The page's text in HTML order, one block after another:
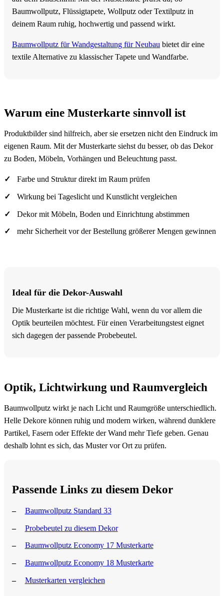
Baumwollputz, Flüssigtapete, Wollputz oder Textilputz in
deinem Raum ruhig, hochwertig und passend wirkt.
Baumwollputz für Wandgestaltung für Neubau bietet dir eine
textile Alternative zu klassischer Tapete und Wandfarbe.
Warum eine Musterkarte sinnvoll ist
Produktbilder sind hilfreich, aber sie ersetzen nicht den Eindruck im
eigenen Raum. Mit der Musterkarte siehst du besser, ob das Dekor
zu Boden, Möbeln, Vorhängen und Beleuchtung passt.
Farbe und Struktur direkt im Raum prüfen
Wirkung bei Tageslicht und Kunstlicht vergleichen
Dekor mit Möbeln, Boden und Einrichtung abstimmen
mehr Sicherheit vor der Bestellung größerer Mengen gewinnen
Ideal für die Dekor-Auswahl
Die Musterkarte ist die richtige Wahl, wenn du vor allem die
Optik beurteilen möchtest. Für einen Verarbeitungstest eignet
sich dagegen der passende Probebeutel.
Optik, Lichtwirkung und Raumvergleich
Baumwollputz wirkt je nach Licht und Raumgröße unterschiedlich.
Helle Dekore können ruhig und modern wirken, während dunklere
Partikel, Fasern oder Effekte der Wand mehr Tiefe geben. Genau
deshalb lohnt es sich, das Muster vor Ort zu prüfen.
Passende Links zu diesem Dekor
Baumwollputz Standard 33
Probebeutel zu diesem Dekor
Baumwollputz Economy 17 Musterkarte
Baumwollputz Economy 18 Musterkarte
Musterkarten vergleichen